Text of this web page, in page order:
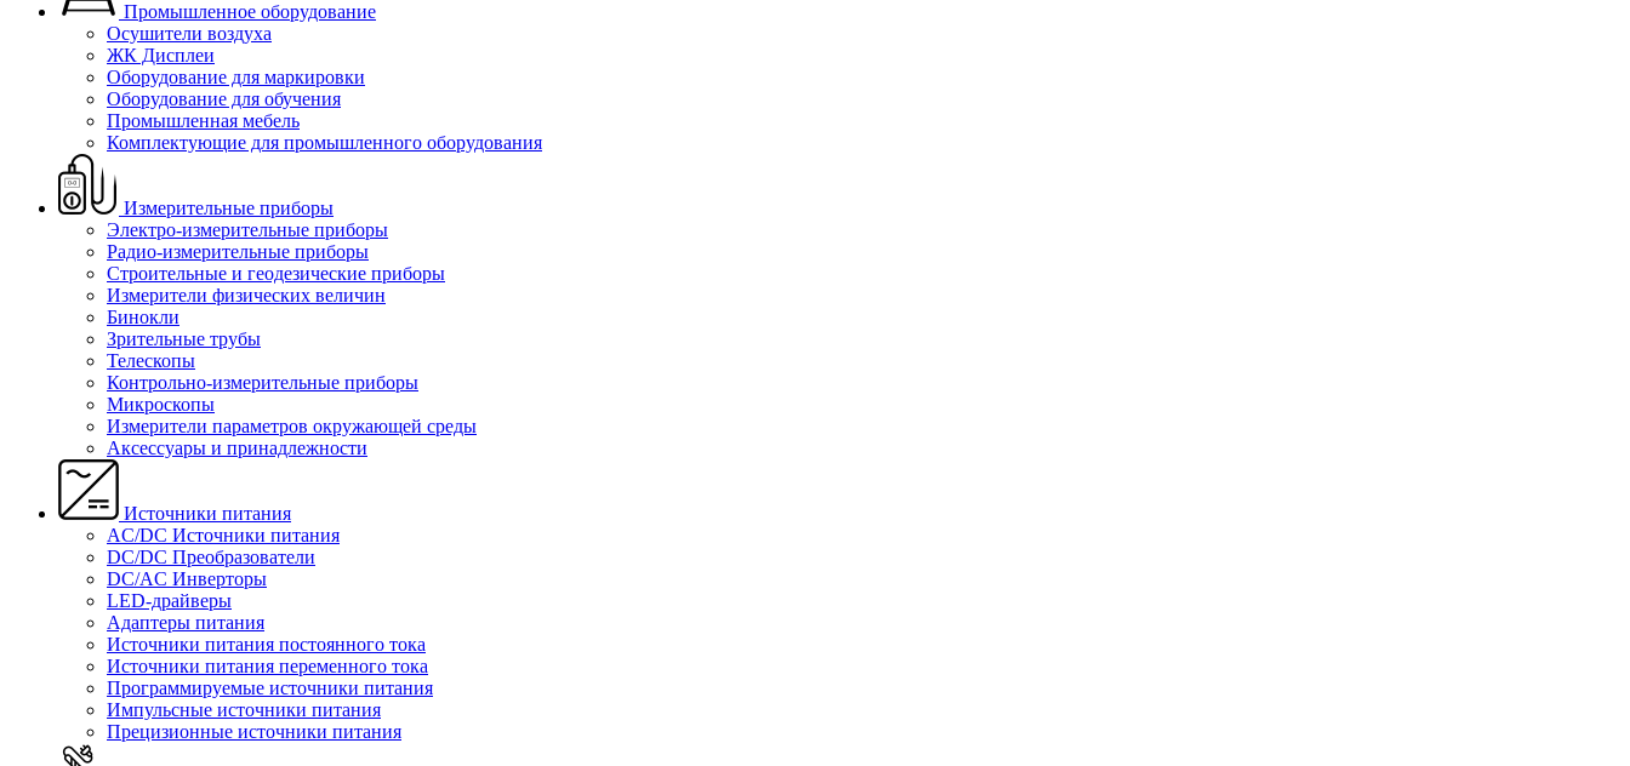
Промышленное оборудование
Осушители воздуха
ЖК Дисплеи
Оборудование для маркировки
Оборудование для обучения
Промышленная мебель
Комплектующие для промышленного оборудования
Измерительные приборы
Электро-измерительные приборы
Радио-измерительные приборы
Строительные и геодезические приборы
Измерители физических величин
Бинокли
Зрительные трубы
Телескопы
Контрольно-измерительные приборы
Микроскопы
Измерители параметров окружающей среды
Аксессуары и принадлежности
Источники питания
AC/DC Источники питания
DC/DC Преобразователи
DC/AC Инверторы
LED-драйверы
Адаптеры питания
Источники питания постоянного тока
Источники питания переменного тока
Программируемые источники питания
Импульсные источники питания
Прецизионные источники питания